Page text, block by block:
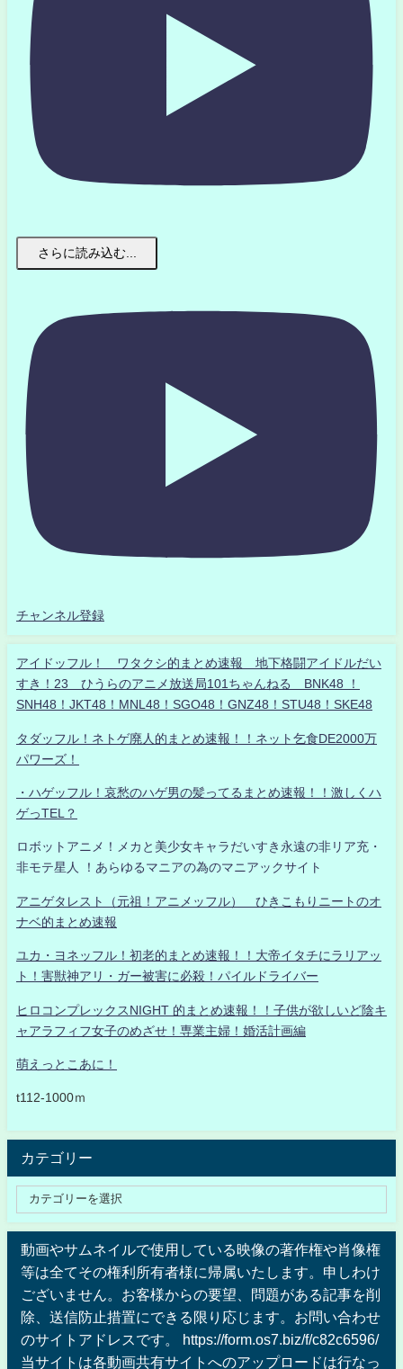
さらに読み込む...
チャンネル登録
アイドッフル！ ワタクシ的まとめ速報 地下格闘アイドルだい
すき！23 ひうらのアニメ放送局101ちゃんねる BNK48 ！
SNH48！JKT48！MNL48！SGO48！GNZ48！STU48！SKE48
タダッフル！ネトゲ廃人的まとめ速報！！ネット乞食DE2000万
パワーズ！
・ハゲッフル！哀愁のハゲ男の髪ってるまとめ速報！！激しくハ
ゲっTEL？
ロボットアニメ！メカと美少女キャラだいすき永遠の非リア充・
非モテ星人 ！あらゆるマニアの為のマニアックサイト
アニゲタレスト（元祖！アニメッフル） ひきこもりニートのオ
ナベ的まとめ速報
ユカ・ヨネッフル！初老的まとめ速報！！大帝イタチにラリアッ
ト！害獣神アリ・ガー被害に必殺！パイルドライバー
ヒロコンプレックスNIGHT 的まとめ速報！！子供が欲しいど陰キ
ャアラフィフ女子のめざせ！専業主婦！婚活計画編
萌えっとこあに！
t112-1000ｍ
カテゴリー
動画やサムネイルで使用している映像の著作権や肖像権
等は全てその権利所有者様に帰属いたします。申しわけ
ございません。お客様からの要望、問題がある記事を削
除、送信防止措置にできる限り応じます。お問い合わせ
のサイトアドレスです。 https://form.os7.biz/f/c82c6596/
当サイトは各動画共有サイトへのアップロードは行なっ